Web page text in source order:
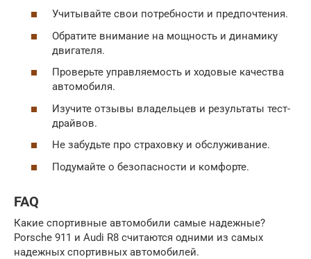
Учитывайте свои потребности и предпочтения.
Обратите внимание на мощность и динамику
двигателя.
Проверьте управляемость и ходовые качества
автомобиля.
Изучите отзывы владельцев и результаты тест-
драйвов.
Не забудьте про страховку и обслуживание.
Подумайте о безопасности и комфорте.
FAQ
Какие спортивные автомобили самые надежные?
Porsche 911 и Audi R8 считаются одними из самых
надежных спортивных автомобилей.